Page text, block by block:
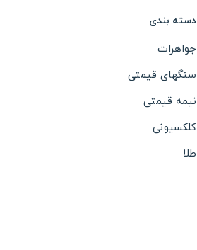
دسته بندی
جواهرات
سنگهای قیمتی
نیمه قیمتی
کلکسیونی
طلا